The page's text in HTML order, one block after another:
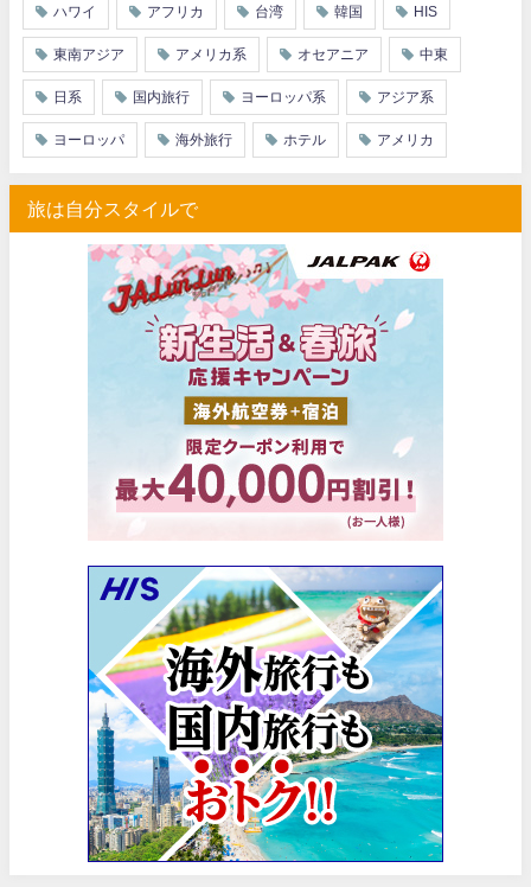
ハワイ アフリカ 台湾 韓国 HIS
東南アジア アメリカ系 オセアニア 中東
日系 国内旅行 ヨーロッパ系 アジア系
ヨーロッパ 海外旅行 ホテル アメリカ
旅は自分スタイルで